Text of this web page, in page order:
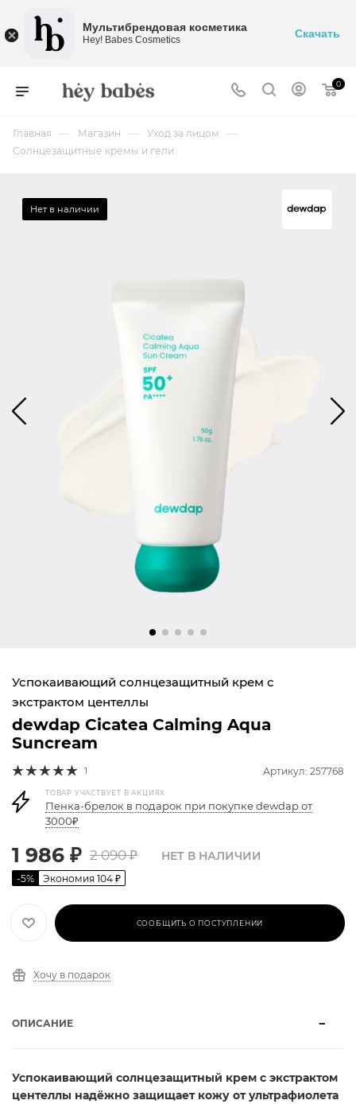
0
Главная — Магазин — Уход за лицом —
Солнцезащитные кремы и гели
Нет в наличии
Успокаивающий солнцезащитный крем с
экстрактом центеллы
dewdap Cicatea Calming Aqua
Suncream
1 Артикул: 257768
ТОВАР УЧАСТВУЕТ В АКЦИЯХ
Пенка-брелок в подарок при покупке dewdap от
3000₽
1 986 ₽ 2 090₽
-5% Экономия 104 ₽
НЕТ В НАЛИЧИИ
СООБЩИТЬ О ПОСТУПЛЕНИИ
Хочу в подарок
ОПИСАНИЕ
Успокаивающий солнцезащитный крем с экстрактом
центеллы надёжно защищает кожу от ультрафиолета
Мультибрендовая косметика
Hey! Babes Cosmetics Скачать